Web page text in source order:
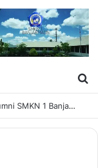
Sosialisasi Program Go Global bagi Alumni SMKN 1 Banjarmasin